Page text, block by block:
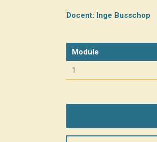
Docent: Inge Busschop
Module
1